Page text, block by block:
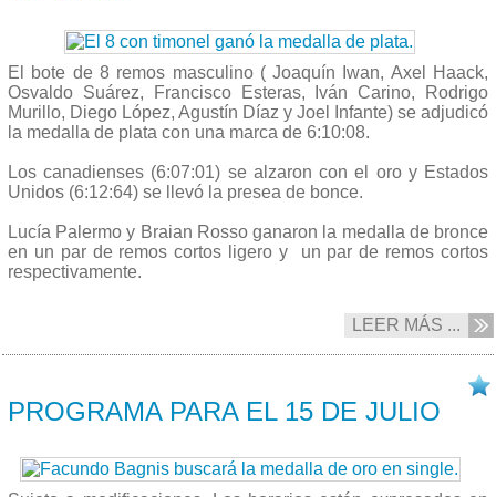
El bote de 8 remos masculino ( Joaquín Iwan, Axel Haack,
Osvaldo Suárez, Francisco Esteras, Iván Carino, Rodrigo
Murillo, Diego López, Agustín Díaz y Joel Infante) se adjudicó
la medalla de plata con una marca de 6:10:08.
Los canadienses (6:07:01) se alzaron con el oro y Estados
Unidos (6:12:64) se llevó la presea de bonce.
Lucía Palermo y Braian Rosso ganaron la medalla de bronce
en un par de remos cortos ligero y un par de remos cortos
respectivamente.
LEER MÁS ...
PROGRAMA PARA EL 15 DE JULIO